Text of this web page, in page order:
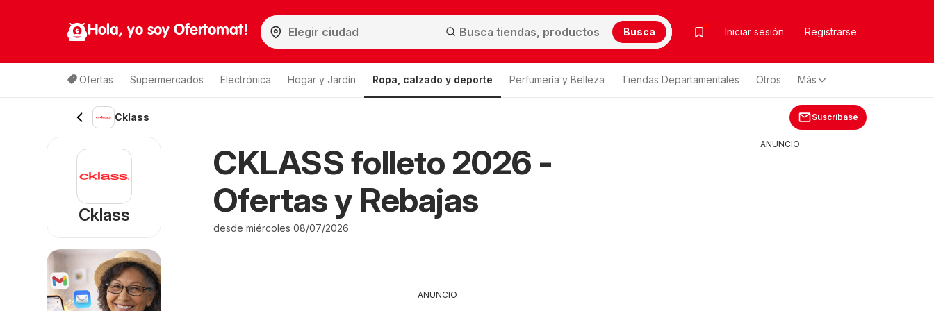
Hola, yo soy Ofertomat! Busca Iniciar sesión Registrarse
Ofertas Supermercados Electrónica Hogar y Jardín Ropa, calzado y deporte Perfumería y Belleza Tiendas Departamentales Otros Más
Cklass Suscríbase
CKLASS folleto 2026 -
Ofertas y Rebajas
desde miércoles 08/07/2026
ANUNCIO
Cklass
ANUNCIO